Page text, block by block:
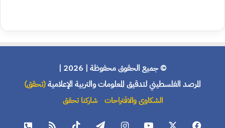
© جميع الحقوق محفوظة | 2026 |
المرصد الفلسطيني لتدقيق المعلومات والتربية الإعلامية(تحقق)
الشكاوى والاقتراحات شاركنا تحقق